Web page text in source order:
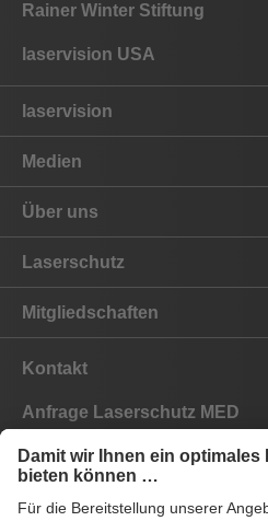
Rainer Winter Stiftung
laservision USA
laservision
Medien
Über uns
Laserschutz
Mitgliedschaften
Kontakt
Anfrage Laserschutz MED
Anfrage Laserschutz IND
EYEPRO Schutzstufenrechner